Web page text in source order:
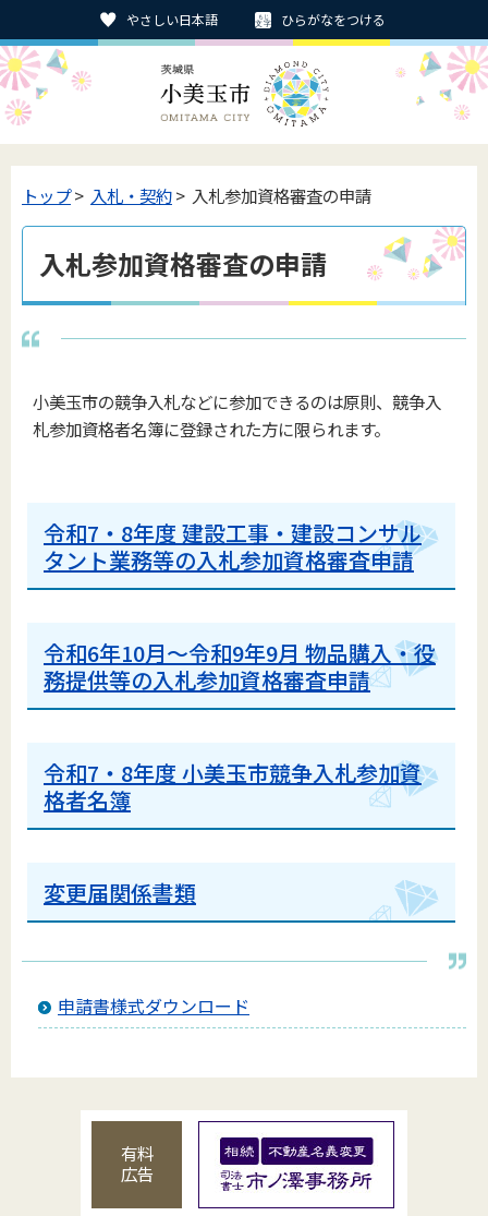
やさしい日本語 ひらがなをつける
トップ> 入札・契約> 入札参加資格審査の申請
入札参加資格審査の申請
小美玉市の競争入札などに参加できるのは原則、競争入
札参加資格者名簿に登録された方に限られます。
令和7・8年度 建設工事・建設コンサル
タント業務等の入札参加資格審査申請
令和6年10月～令和9年9月 物品購入・役
務提供等の入札参加資格審査申請
令和7・8年度 小美玉市競争入札参加資
格者名簿
変更届関係書類
申請書様式ダウンロード
有料
広告